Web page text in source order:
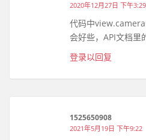
2020年12月27日 下午3:29
代码中
会好些，API文档
登录以回复
1525650908
2021年5月19日 下午9:22